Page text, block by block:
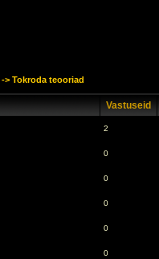
-> Tokroda teooriad
Vastuseid
2
0
0
0
0
0